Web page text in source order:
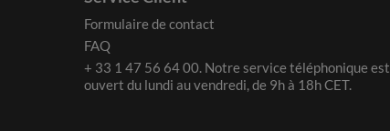
Formulaire de contact
FAQ
+ 33 1 47 56 64 00. Notre service téléphonique est
ouvert du lundi au vendredi, de 9h à 18h CET.